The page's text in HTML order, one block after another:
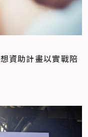
資助計畫以實戰陪